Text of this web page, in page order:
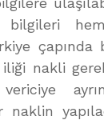
bilgileri
çapında
nakli
naklin